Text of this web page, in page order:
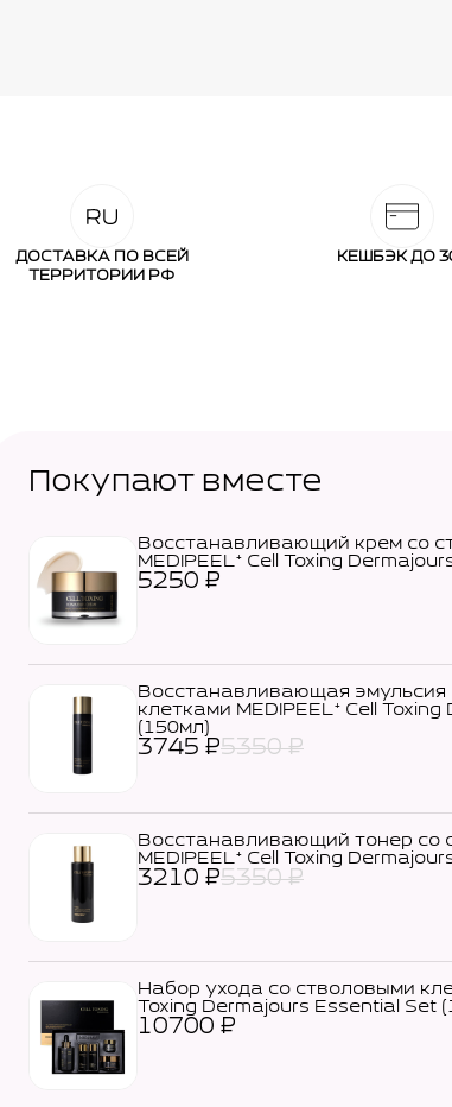
ДОСТАВКА ПО ВСЕЙ
ТЕРРИТОРИИ РФ
КЕШБЭК ДО
Покупают вместе
Восстанавливающий крем со
MEDIPEEL⁺ Cell Toxing
5250 ₽
Восстанавливающая эмульсия
клетками MEDIPEEL⁺ Cell
(150мл)
3745 ₽5350₽
Восстанавливающий тонер со
MEDIPEEL⁺ Cell Toxing
3210 ₽5350₽
Набор ухода со стволовыми
Toxing Dermajours Essential Set
10700 ₽